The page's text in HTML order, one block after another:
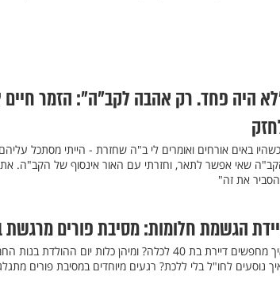
היה פחד. רק אהבה לקב"ה": הזמר חיים
באים אורחים ואומרים לי ב"ה שחזרת - הייתי מסתכל
שאי אפשר לתאר, וחזרתי עם האור אינסוף של הקב"ה.
את זה"
הגשמת חלומות: מסיבת פורים מרגשת
איך מחפשים דיירת בת 40 לכלה? ומיהן כלות יום
נוסעים לחו"ל בלי ללכת? רגעים מיוחדים במסיבת פורים